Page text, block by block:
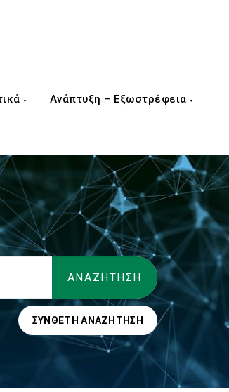
Ανάπτυξη – Εξωστρέφεια
ΣΎΝΘΕΤΗ ΑΝΑΖΉΤΗΣΗ